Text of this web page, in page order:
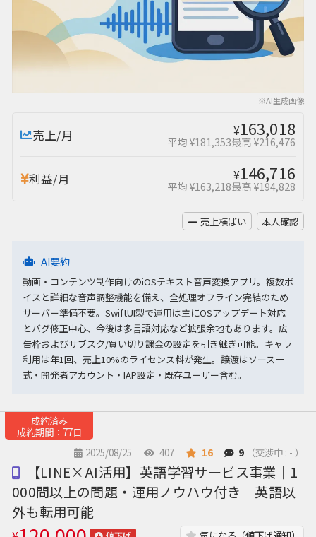
※AI生成画像
売上/月 ¥163,018
平均 ¥181,353最高 ¥216,476
利益/月 ¥146,716
平均 ¥163,218最高 ¥194,828
売上横ばい 本人確認
AI要約
動画・コンテンツ制作向けのiOSテキスト音声変換アプリ。複数ボ
イスと詳細な音声調整機能を備え、全処理オフライン完結のため
サーバー準備不要。SwiftUI製で運用は主にOSアップデート対応
とバグ修正中心、今後は多言語対応など拡張余地もあります。広
告枠およびサブスク/買い切り課金の設定を引き継ぎ可能。キャラ
利用は年1回、売上10%のライセンス料が発生。譲渡はソース一
式・開発者アカウント・IAP設定・既存ユーザー含む。
成約済み
成約期間：77日
2025/08/25
407 16 9 （交渉中 : - ）
【LINE×AI活用】英語学習サービス事業｜1
000問以上の問題・運用ノウハウ付き｜英語以
外も転用可能